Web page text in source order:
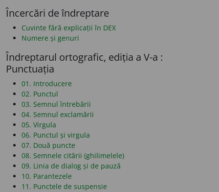
Încercări de îndreptare
Cuvinte fără explicații în DEX
Numere și genuri
Îndreptarul ortografic, ediția a V-a :
Punctuația
01. Introducere
02. Punctul
03. Semnul întrebării
04. Semnul exclamării
05. Virgula
06. Punctul și virgula
07. Două puncte
08. Semnele citării (ghilimelele)
09. Linia de dialog și de pauză
10. Parantezele
11. Punctele de suspensie